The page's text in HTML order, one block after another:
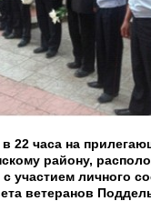
в 22 часа на
району,
участием личного
ветеранов